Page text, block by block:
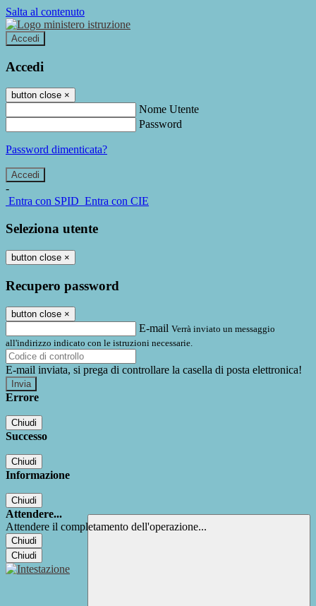
Salta al contenuto
Accedi
Accedi
button close ×
Nome Utente
Password
Password dimenticata?
-
Entra con SPID Entra con CIE
Seleziona utente
button close ×
Recupero password
button close ×
E-mail Verrà inviato un messaggio
all'indirizzo indicato con le istruzioni necessarie.
E-mail inviata, si prega di controllare la casella di posta elettronica!
Errore
Chiudi
Successo
Chiudi
Informazione
Chiudi
Attendere...
Attendere il completamento dell'operazione...
Chiudi
Chiudi